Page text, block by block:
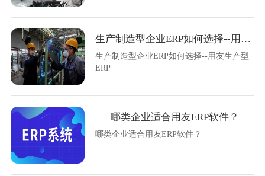
生产制造型企业ERP如何选择--用友生产型ERP
生产制造型企业ERP如何选择--用友生产型
ERP
哪类企业适合用友ERP软件？
哪类企业适合用友ERP软件？